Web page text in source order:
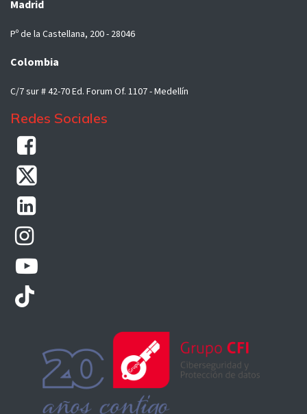
Madrid
Pº de la Castellana, 200 - 28046
Colombia
C/7 sur # 42-70 Ed. Forum Of. 1107 - Medellín
Redes Sociales